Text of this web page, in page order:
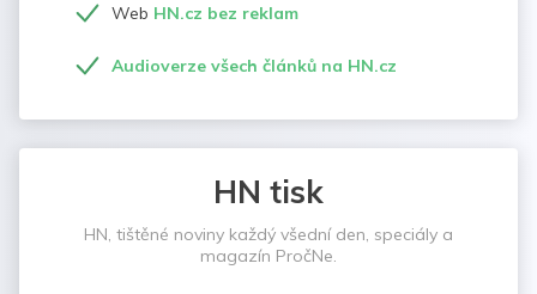
Web HN.cz bez reklam
Audioverze všech článků na HN.cz
HN tisk
HN, tištěné noviny každý všední den, speciály a
magazín PročNe.